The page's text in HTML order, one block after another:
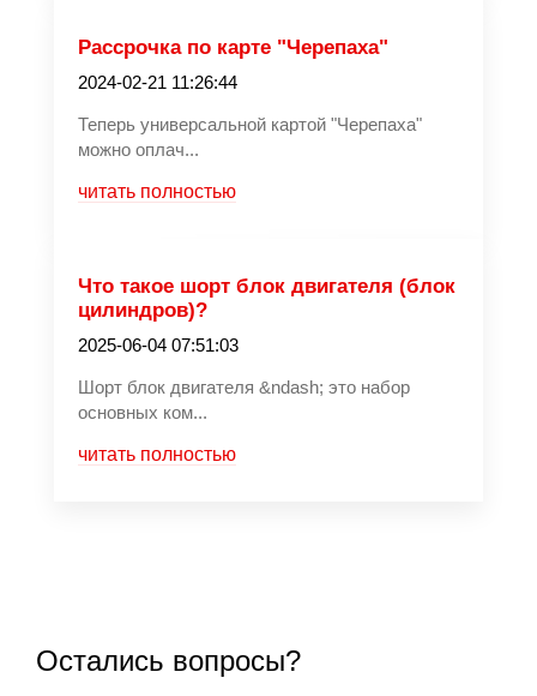
Рассрочка по карте "Черепаха"
2024-02-21 11:26:44
Теперь универсальной картой "Черепаха"
можно оплач...
читать полностью
Что такое шорт блок двигателя (блок
цилиндров)?
2025-06-04 07:51:03
Шорт блок двигателя &ndash; это набор
основных ком...
читать полностью
Остались вопросы?